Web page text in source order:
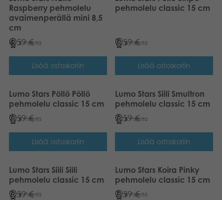
Raspberry pehmolelu
avaimenperällä mini 8,5
cm
4,59€
5 Pistettä
Lisää ostoskoriin
pehmolelu classic 15 cm
7,59€
8 Pistettä
Lisää ostoskoriin
Lumo Stars Pöllö Pöllö
pehmolelu classic 15 cm
7,59€
8 Pistettä
Lisää ostoskoriin
Lumo Stars Siili Smultron
pehmolelu classic 15 cm
7,59€
8 Pistettä
Lisää ostoskoriin
Lumo Stars Siili Siili
pehmolelu classic 15 cm
7,59€
8 Pistettä
Lumo Stars Koira Pinky
pehmolelu classic 15 cm
7,59€
8 Pistettä